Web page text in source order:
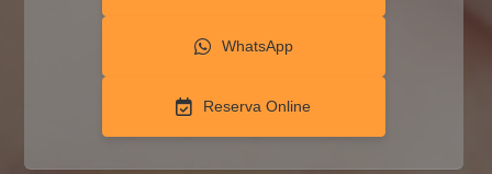
WhatsApp
Reserva Online